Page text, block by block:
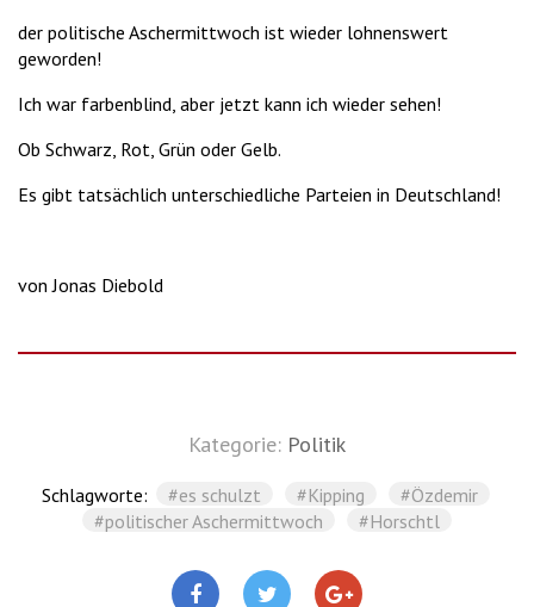
der politische Aschermittwoch ist wieder lohnenswert
geworden!
Ich war farbenblind, aber jetzt kann ich wieder sehen!
Ob Schwarz, Rot, Grün oder Gelb.
Es gibt tatsächlich unterschiedliche Parteien in Deutschland!
von Jonas Diebold
Kategorie: Politik
Schlagworte: #es schulzt #Kipping
#Özdemir
#politischer Aschermittwoch
#Horschtl